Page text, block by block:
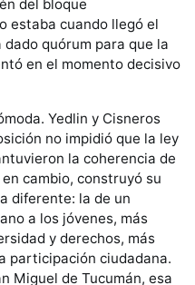
del bloque
estaba cuando llegó el
quórum para que la
en el momento decisivo
Yedlin y Cisneros
no impidió que la ley
la coherencia de
cambio, construyó su
diferente: la de un
a los jóvenes, más
y derechos, más
participación ciudadana.
Miguel de Tucumán, esa